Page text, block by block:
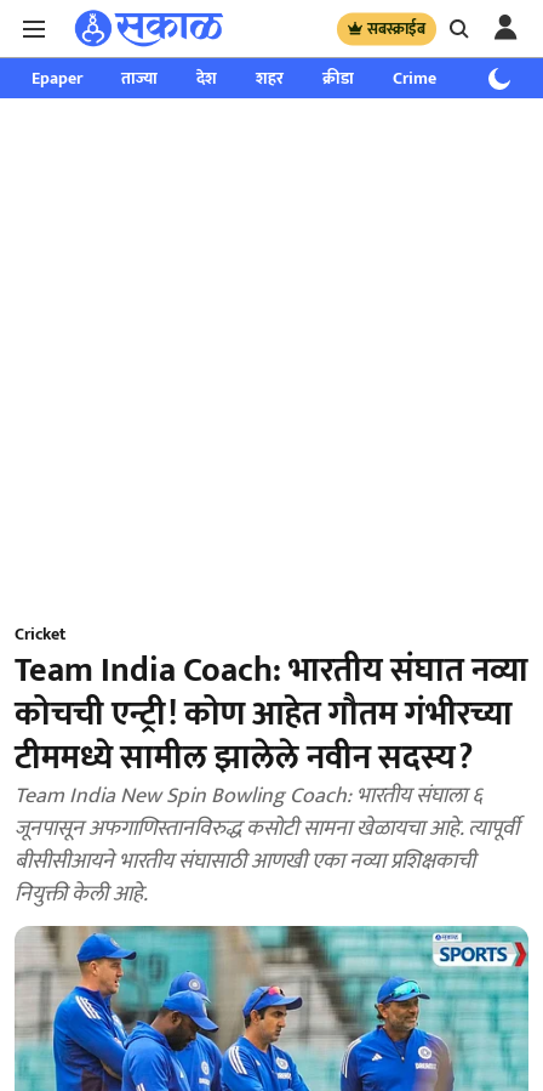
सबस्क्राईब
Epaper ताज्या देश शहर क्रीडा Crime साप्ताहिक
Cricket
Team India Coach: भारतीय संघात नव्या
कोचची एन्ट्री! कोण आहेत गौतम गंभीरच्या
टीममध्ये सामील झालेले नवीन सदस्य?
Team India New Spin Bowling Coach: भारतीय संघाला ६
जूनपासून अफगाणिस्तानविरुद्ध कसोटी सामना खेळायचा आहे. त्यापूर्वी
बीसीसीआयने भारतीय संघासाठी आणखी एका नव्या प्रशिक्षकाची
नियुक्ती केली आहे.